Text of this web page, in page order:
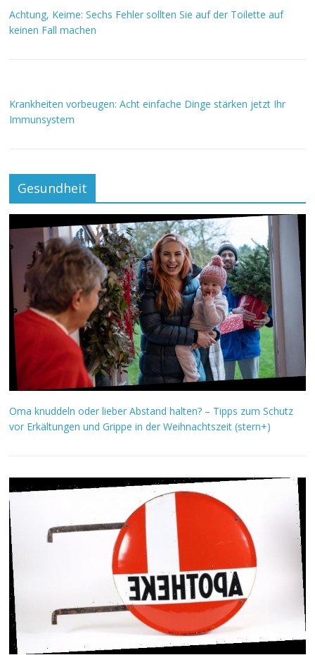
Achtung, Keime: Sechs Fehler sollten Sie auf der Toilette auf
keinen Fall machen
Krankheiten vorbeugen: Acht einfache Dinge stärken jetzt Ihr
Immunsystem
Gesundheit
Oma knuddeln oder lieber Abstand halten? – Tipps zum Schutz
vor Erkältungen und Grippe in der Weihnachtszeit (stern+)